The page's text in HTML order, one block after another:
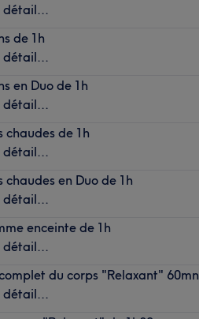
détail...
de 1h
détail...
en Duo de 1h
détail...
chaudes de 1h
détail...
en Duo de 1h
détail...
enceinte de 1h
détail...
du corps "Relaxant" 60mn
détail...